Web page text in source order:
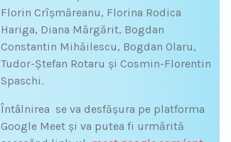
Florin Crîșmăreanu, Florina Rodica
Hariga, Diana Mărgărit, Bogdan
Constantin Mihăilescu, Bogdan Olaru,
Tudor-Ștefan Rotaru și Cosmin-Florentin
Spaschi.
Întâlnirea se va desfășura pe platforma
Google Meet și va putea fi urmărită